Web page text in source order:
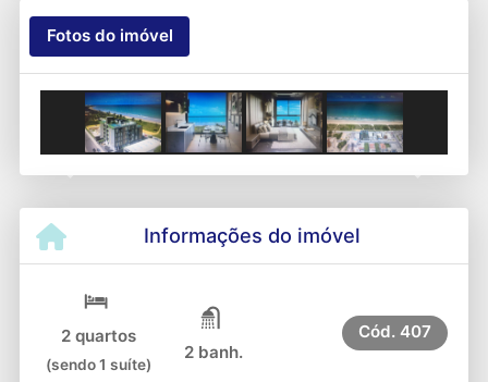
Fotos do imóvel
Informações do imóvel
2 quartos
(sendo 1 suíte)
2 banh.
Cód. 407